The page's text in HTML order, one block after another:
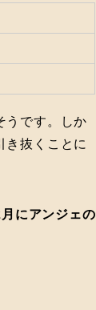
うです。しか
き抜くことに
にアンジェの